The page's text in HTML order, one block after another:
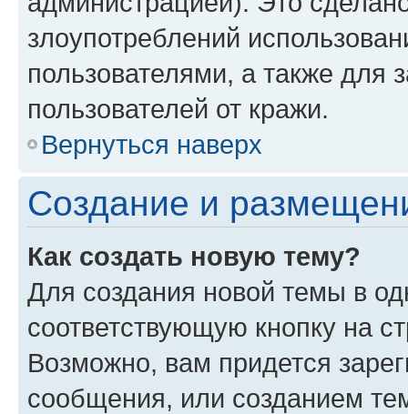
злоупотреблений
пользователями, а также для
пользователей от кражи.
Вернуться наверх
Создание и
Как создать новую тему?
Для создания новой темы в
соответствующую кнопку на
Возможно, вам придется
сообщения, или созданием